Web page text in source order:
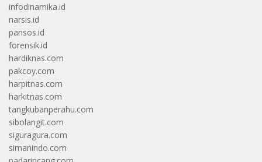
infodinamika.id
narsis.id
pansos.id
forensik.id
hardiknas.com
pakcoy.com
harpitnas.com
harkitnas.com
tangkubanperahu.com
sibolangit.com
siguragura.com
simanindo.com